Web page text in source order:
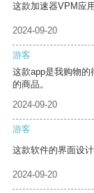
这款加速器VPM应
2024-09-20
游客
这款app是我购物
的商品。
2024-09-20
游客
这款软件的界面设
2024-09-20